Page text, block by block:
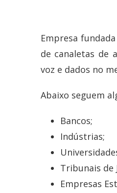
Empresa
de canaletas de
voz e dados no
Abaixo seguem
Bancos;
Indústrias;
Tribunais de
Empresas